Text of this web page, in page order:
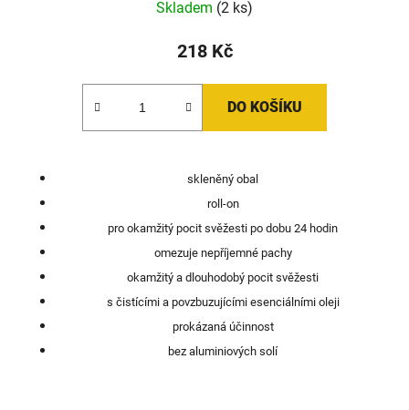
Skladem (2 ks)
218 Kč
DO KOŠÍKU
skleněný obal
roll-on
pro okamžitý pocit svěžesti po dobu 24 hodin
omezuje nepříjemné pachy
okamžitý a dlouhodobý pocit svěžesti
s čistícími a povzbuzujícími esenciálními oleji
prokázaná účinnost
bez aluminiových solí